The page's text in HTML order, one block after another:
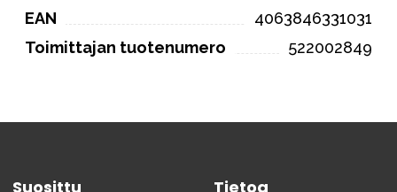
EAN
4063846331031
Toimittajan tuotenumero
522002849
Suosittu Tietoa